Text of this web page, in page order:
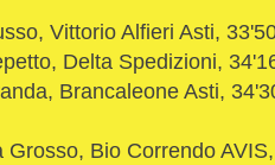
Vittorio Alfieri Asti,
Delta Spedizioni,
Brancaleone Asti,
Grosso, Bio Correndo